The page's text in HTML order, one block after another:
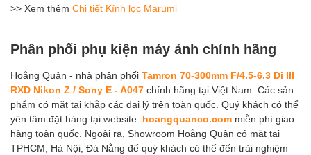
>> Xem thêm Chi tiết Kính lọc Marumi
Phân phối phụ kiện máy ảnh chính hãng
Hoằng Quân - nhà phân phối Tamron 70-300mm F/4.5-6.3 Di III
RXD Nikon Z / Sony E - A047 chính hãng tại Việt Nam. Các sản
phẩm có mặt tại khắp các đại lý trên toàn quốc. Quý khách có thể
yên tâm đặt hàng tại website: hoangquanco.com miễn phí giao
hàng toàn quốc. Ngoài ra, Showroom Hoằng Quân có mặt tại
TPHCM, Hà Nội, Đà Nẵng để quý khách có thể đến trải nghiệm